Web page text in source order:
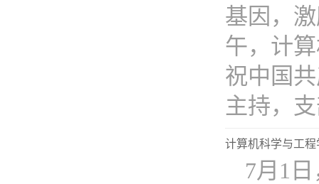
基因，
午，计
祝中国
主持，
计算机科学与工
7月1